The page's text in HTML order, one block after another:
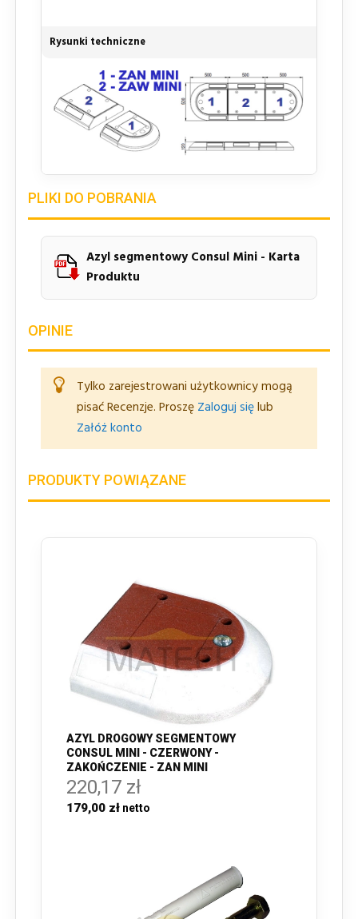
Rysunki techniczne
PLIKI DO POBRANIA
Azyl segmentowy Consul Mini - Karta
Produktu
OPINIE
Tylko zarejestrowani użytkownicy mogą
pisać Recenzje. Proszę Zaloguj sięlub
Załóż konto
PRODUKTY POWIĄZANE
AZYL DROGOWY SEGMENTOWY
CONSUL MINI - CZERWONY -
ZAKOŃCZENIE - ZAN MINI
220,17 zł
179,00 zł